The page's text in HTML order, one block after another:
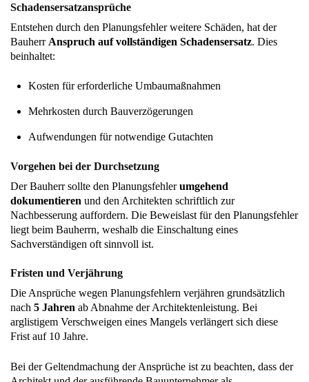
Schadensersatzansprüche
Entstehen durch den Planungsfehler weitere Schäden, hat der
Bauherr Anspruch auf vollständigen Schadensersatz. Dies
beinhaltet:
Kosten für erforderliche Umbaumaßnahmen
Mehrkosten durch Bauverzögerungen
Aufwendungen für notwendige Gutachten
Vorgehen bei der Durchsetzung
Der Bauherr sollte den Planungsfehlerumgehend
dokumentieren und den Architekten schriftlich zur
Nachbesserung auffordern. Die Beweislast für den Planungsfehler
liegt beim Bauherrn, weshalb die Einschaltung eines
Sachverständigen oft sinnvoll ist.
Fristen und Verjährung
Die Ansprüche wegen Planungsfehlern verjähren grundsätzlich
nach 5 Jahren ab Abnahme der Architektenleistung. Bei
arglistigem Verschweigen eines Mangels verlängert sich diese
Frist auf 10 Jahre.
Bei der Geltendmachung der Ansprüche ist zu beachten, dass der